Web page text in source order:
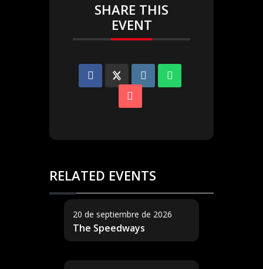
SHARE THIS
EVENT
RELATED EVENTS
20 de septiembre de 2026
The Speedways